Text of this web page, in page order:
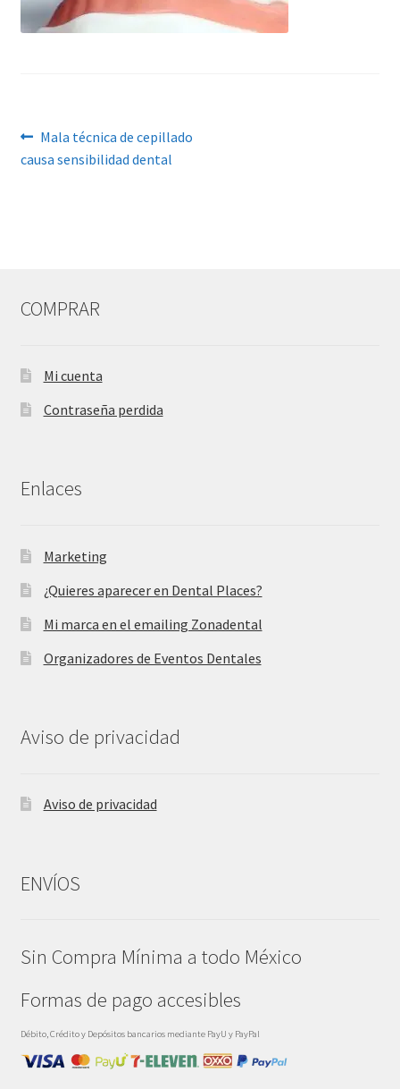
Navegación
de
Anterior:
Mala técnica de cepillado
causa sensibilidad dental
COMPRAR
Mi cuenta
Contraseña perdida
Enlaces
Marketing
¿Quieres aparecer en Dental Places?
Mi marca en el emailing Zonadental
Organizadores de Eventos Dentales
Aviso de privacidad
Aviso de privacidad
ENVÍOS
Sin Compra Mínima a todo México
Formas de pago accesibles
Débito, Crédito y Depósitos bancarios mediante PayU y PayPal